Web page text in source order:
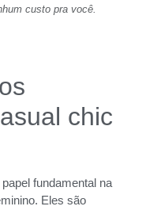
custo pra você.
chic
fundamental na
Eles são